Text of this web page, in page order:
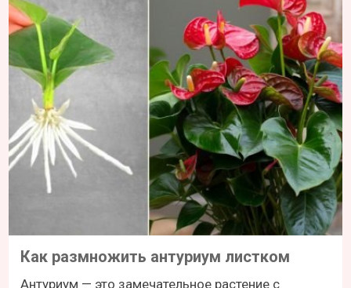
Как размножить антуриум листком
Антуриум — это замечательное растение с